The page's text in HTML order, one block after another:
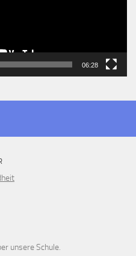
06:28
unsere Schule.